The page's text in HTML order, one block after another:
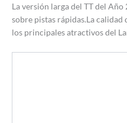
La versión larga del TT del
sobre pistas rápidas.La calidad
los principales atractivos del